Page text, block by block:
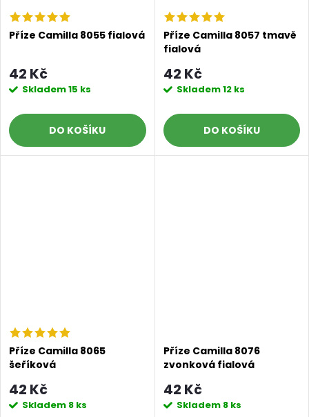
Příze Camilla 8055 fialová
42 Kč
Skladem15 ks
DO KOŠÍKU
Příze Camilla 8057 tmavě
fialová
42 Kč
Skladem12 ks
DO KOŠÍKU
Příze Camilla 8065
šeříková
42 Kč
Skladem 8 ks
Příze Camilla 8076
zvonková fialová
42 Kč
Skladem 8 ks
Doprava a platby Prodejna Blog a návody